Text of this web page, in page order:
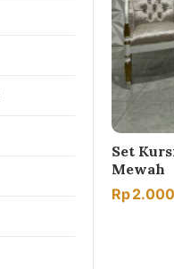
Set
Mewah
Rp